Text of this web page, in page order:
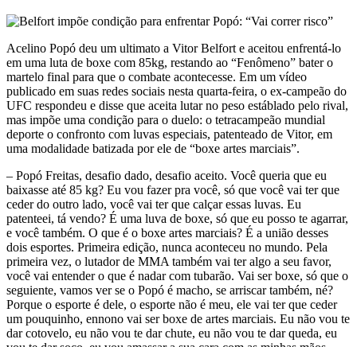
Acelino Popó deu um ultimato a Vitor Belfort e aceitou enfrentá-lo
em uma luta de boxe com 85kg, restando ao “Fenômeno” bater o
martelo final para que o combate acontecesse. Em um vídeo
publicado em suas redes sociais nesta quarta-feira, o ex-campeão do
UFC respondeu e disse que aceita lutar no peso estáblado pelo rival,
mas impõe uma condição para o duelo: o tetracampeão mundial
deporte o confronto com luvas especiais, patenteado de Vitor, em
uma modalidade batizada por ele de “boxe artes marciais”.
– Popó Freitas, desafio dado, desafio aceito. Você queria que eu
baixasse até 85 kg? Eu vou fazer pra você, só que você vai ter que
ceder do outro lado, você vai ter que calçar essas luvas. Eu
patenteei, tá vendo? É uma luva de boxe, só que eu posso te agarrar,
e você também. O que é o boxe artes marciais? É a união desses
dois esportes. Primeira edição, nunca aconteceu no mundo. Pela
primeira vez, o lutador de MMA também vai ter algo a seu favor,
você vai entender o que é nadar com tubarão. Vai ser boxe, só que o
seguiente, vamos ver se o Popó é macho, se arriscar também, né?
Porque o esporte é dele, o esporte não é meu, ele vai ter que ceder
um pouquinho, ennono vai ser boxe de artes marciais. Eu não vou te
dar cotovelo, eu não vou te dar chute, eu não vou te dar queda, eu